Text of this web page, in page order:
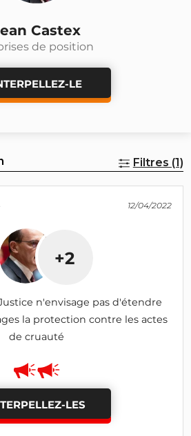
Castex
de position
LE
Filtres (1)
12/04/2022
+2
n'envisage pas d'étendre
la protection contre les actes
de cruauté
LES